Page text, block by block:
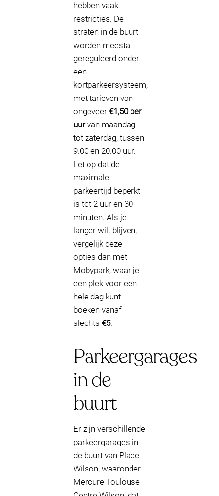
hebben vaak
restricties. De
straten in de buurt
worden meestal
gereguleerd onder
een
kortparkeersysteem,
met tarieven van
ongeveer €1,50 per
uurvan maandag
tot zaterdag, tussen
9.00 en 20.00 uur.
Let op dat de
maximale
parkeertijd beperkt
is tot 2 uur en 30
minuten. Als je
langer wilt blijven,
vergelijk deze
opties dan met
Mobypark, waar je
een plek voor een
hele dag kunt
boeken vanaf
slechts €5.
Parkeergarages
in de
buurt
Er zijn verschillende
parkeergarages in
de buurt van Place
Wilson, waaronder
Mercure Toulouse